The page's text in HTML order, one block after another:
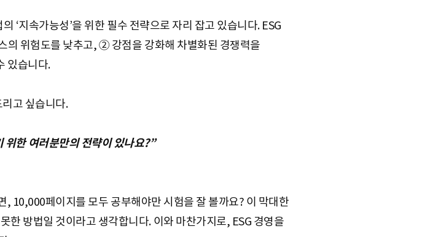
‘지속가능성’을 위한 필수 전략으로 자리 잡고 있습니다. ESG
위험도를 낮추고, ② 강점을 강화해 차별화된 경쟁력을
있습니다.
고 싶습니다.
위한 여러분만의 전략이 있나요?”
10,000페이지를 모두 공부해야만 시험을 잘 볼까요? 이 막대한
한 방법일 것이라고 생각합니다. 이와 마찬가지로, ESG 경영을